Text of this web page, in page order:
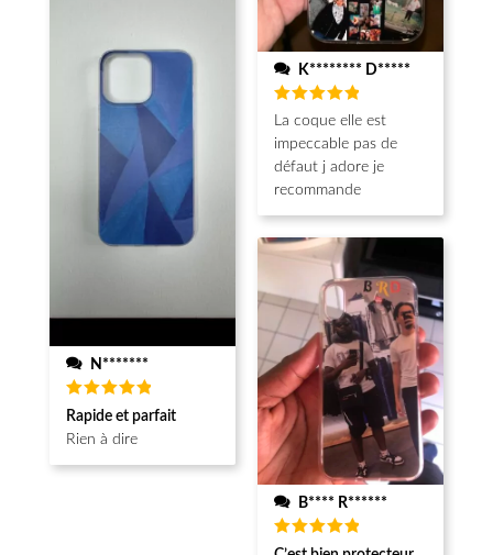
N*******
Note5
sur 5
Rapide et parfait
Rien à dire
K******** D*****
Note5
sur 5
La coque elle est
impeccable pas de
défaut j adore je
recommande
B**** R******
Note5